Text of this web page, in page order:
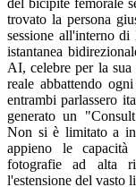
trovato la persona
sessione all'interno
istantanea
AI, celebre per la
reale abbattendo
entrambi parlassero
generato un
Non si è limitato a
appieno le capacità
fotografie ad alta
l'estensione del vasto